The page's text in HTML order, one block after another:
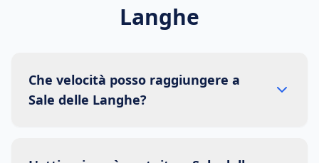
Langhe
Che velocità posso raggiungere a
Sale delle Langhe?